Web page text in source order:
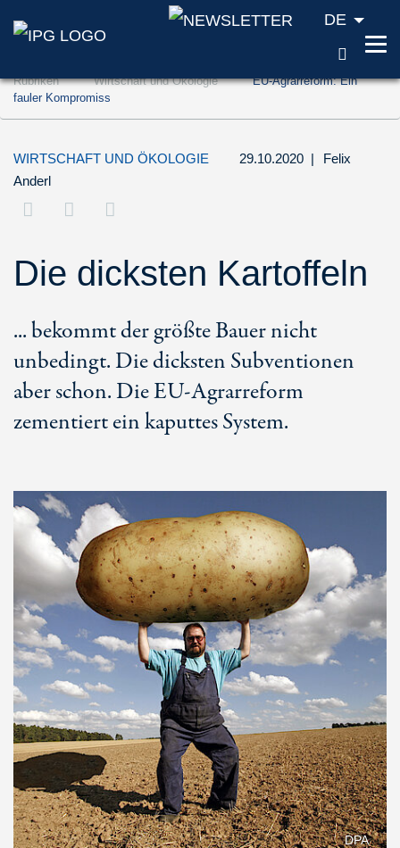
Zum Inhalt springen (Accesskey '1')
Zur Suche springen (Accesskey '2')
DE
Rubriken Wirtschaft und Ökologie
EU-Agrarreform: Ein
fauler Kompromiss
WIRTSCHAFT UND ÖKOLOGIE 29.10.2020 |
Felix
Anderl
Die dicksten Kartoffeln
... bekommt der größte Bauer nicht
unbedingt. Die dicksten Subventionen
aber schon. Die EU-Agrarreform
zementiert ein kaputtes System.
DPA